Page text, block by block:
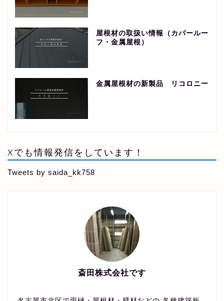
屋根材の取扱い情報（カバールー
フ・金属屋根）
金属屋根材の新製品 リコロニー
Xでも情報発信をしています！
Tweets by saida_kk758
斎田株式会社です